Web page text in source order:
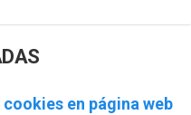
en página web